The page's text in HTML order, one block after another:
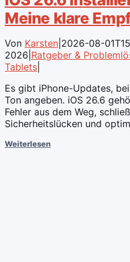
Meine klare
Von Karsten 2026-08-
2026 Ratgeber &
Tablets
Es gibt iPhone-Updates,
Ton angeben. iOS 26.6
Fehler aus dem Weg,
Sicherheitslücken und
Weiterlesen